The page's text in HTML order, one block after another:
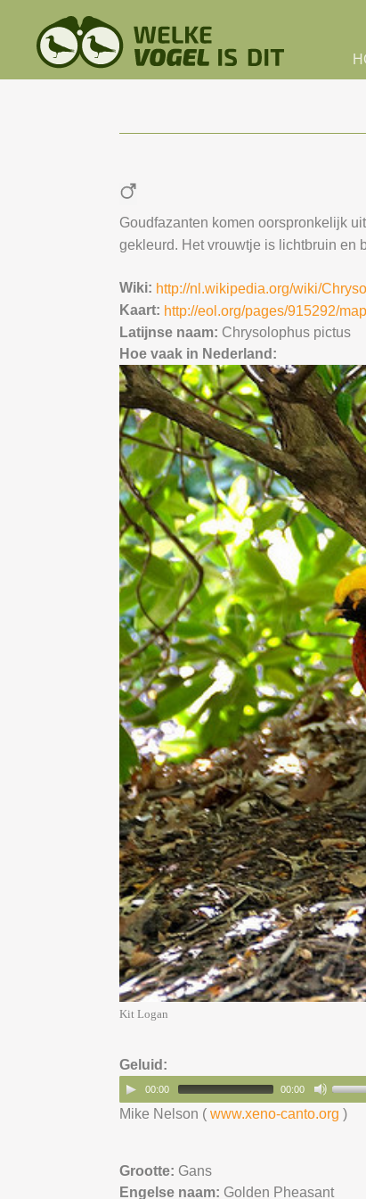
Goudfazanten komen oorspronkelijk
gekleurd. Het vrouwtje is lichtbruin en
Wiki: http://nl.wikipedia.org/wiki/
Kaart: http://eol.org/pages/915292/
Latijnse naam: Chrysolophus pictus
Hoe vaak in Nederland:
Kit Logan
Geluid:
00:00 00:00
Mike Nelson (www.xeno-canto.org )
Grootte: Gans
Engelse naam: Golden Pheasant